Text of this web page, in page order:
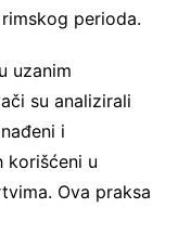
perioda.
uzanim
su analizirali
i
korišćeni u
Ova praksa